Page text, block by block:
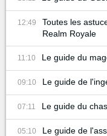
12:49
Toutes les
Realm Royale
11:10 Le guide du
09:10 Le guide de
07:11 Le guide du
05:10 Le guide de